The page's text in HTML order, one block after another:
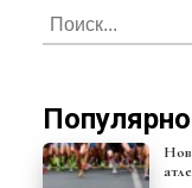
Новые правила спортивной обуви в легкой